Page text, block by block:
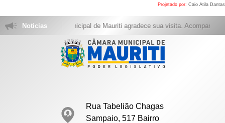
Projetado por: Caio Atila Dantas
Noticias
A Câmara Municipal de Mauriti agradece sua visita. Acompanhe
Rua Tabelião Chagas
Sampaio, 517 Bairro